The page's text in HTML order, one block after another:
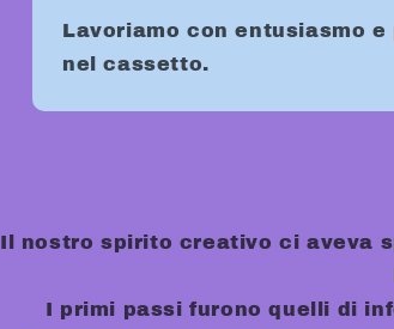
Lavoriamo con entusiasmo
nel cassetto.
Il nostro spirito creativo ci aveva
I primi passi furono quelli di